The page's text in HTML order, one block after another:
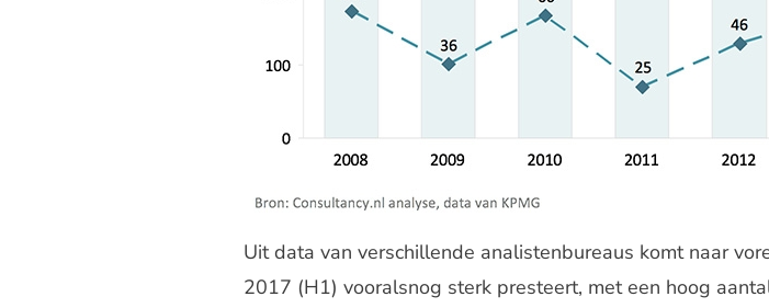
Uit data van verschillende analistenbureaus komt naar
2017 (H1) vooralsnog sterk presteert, met een hoog